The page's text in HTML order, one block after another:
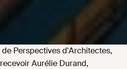
Perspectives d'Architectes,
Aurélie Durand,